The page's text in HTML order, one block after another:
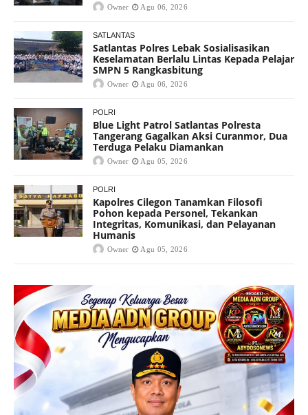
Owner Agu 06, 2026
SATLANTAS
Satlantas Polres Lebak Sosialisasikan
Keselamatan Berlalu Lintas Kepada Pelajar
SMPN 5 Rangkasbitung
Owner Agu 06, 2026
POLRI
Blue Light Patrol Satlantas Polresta
Tangerang Gagalkan Aksi Curanmor, Dua
Terduga Pelaku Diamankan
Owner Agu 05, 2026
POLRI
Kapolres Cilegon Tanamkan Filosofi
Pohon kepada Personel, Tekankan
Integritas, Komunikasi, dan Pelayanan
Humanis
Owner Agu 05, 2026